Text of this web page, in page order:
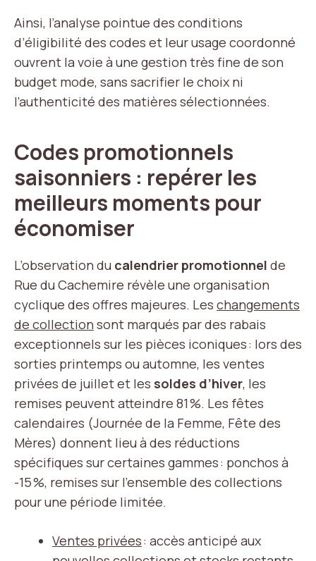
Ainsi, l’analyse pointue des conditions
d’éligibilité des codes et leur usage coordonné
ouvrent la voie à une gestion très fine de son
budget mode, sans sacrifier le choix ni
l’authenticité des matières sélectionnées.
Codes promotionnels
saisonniers : repérer les
meilleurs moments pour
économiser
L’observation du calendrier promotionnel de
Rue du Cachemire révèle une organisation
cyclique des offres majeures. Les changements
de collection sont marqués par des rabais
exceptionnels sur les pièces iconiques : lors des
sorties printemps ou automne, les ventes
privées de juillet et les soldes d’hiver, les
remises peuvent atteindre 81 %. Les fêtes
calendaires (Journée de la Femme, Fête des
Mères) donnent lieu à des réductions
spécifiques sur certaines gammes : ponchos à
-15 %, remises sur l’ensemble des collections
pour une période limitée.
Ventes privées: accès anticipé aux